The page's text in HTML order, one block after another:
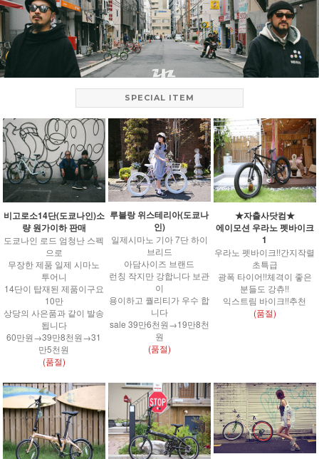
SPECIAL ITEM
비고로소14단(도쿄나인)소
량 원가이하 판매
도쿄나인 로드 엄청난 스펙
으로
무장한 제품 일제 시마노
투어니
14단이 탑재된 제품이구요
10만
상당의 사은품과 같이 발송
됩니다
60만원→39만8천원→31
만5천원
(품절)
루블랑 위스테리아(도쿄나
인)
일제시마노 기아 7단 하이
브리드
아담사이즈 브랜드
런칭 작지만 강합니다 보관
이
용이하고 퀄리티가 우수 합
니다
sale 39만6천원→19만8천
원
(품절)
★자출사닷컴★
에이모션 우라노 펫바이크
1
우라노 펫바이크!!간지작렬
초특급
광폭 타이어!!체격이 좋은
분들도 강츄!!
익스트림 바이크!!추천
(품절)